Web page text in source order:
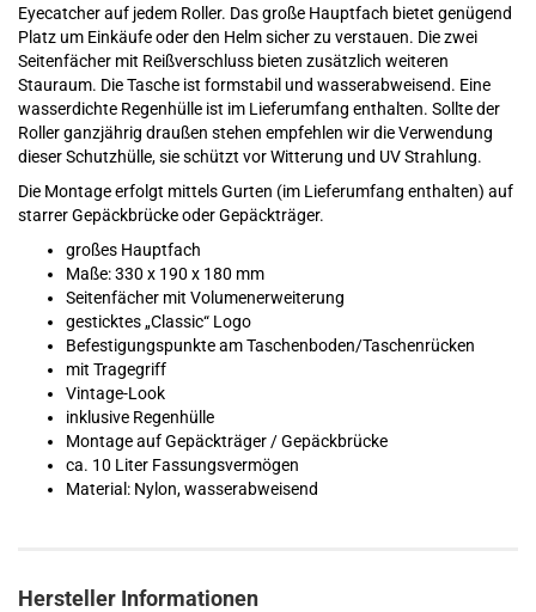
Eyecatcher auf jedem Roller. Das große Hauptfach bietet genügend
Platz um Einkäufe oder den Helm sicher zu verstauen. Die zwei
Seitenfächer mit Reißverschluss bieten zusätzlich weiteren
Stauraum. Die Tasche ist formstabil und wasserabweisend. Eine
wasserdichte Regenhülle ist im Lieferumfang enthalten. Sollte der
Roller ganzjährig draußen stehen empfehlen wir die Verwendung
dieser Schutzhülle, sie schützt vor Witterung und UV Strahlung.
Die Montage erfolgt mittels Gurten (im Lieferumfang enthalten) auf
starrer Gepäckbrücke oder Gepäckträger.
großes Hauptfach
Maße: 330 x 190 x 180 mm
Seitenfächer mit Volumenerweiterung
gesticktes „Classic“ Logo
Befestigungspunkte am Taschenboden/Taschenrücken
mit Tragegriff
Vintage-Look
inklusive Regenhülle
Montage auf Gepäckträger / Gepäckbrücke
ca. 10 Liter Fassungsvermögen
Material: Nylon, wasserabweisend
Hersteller Informationen